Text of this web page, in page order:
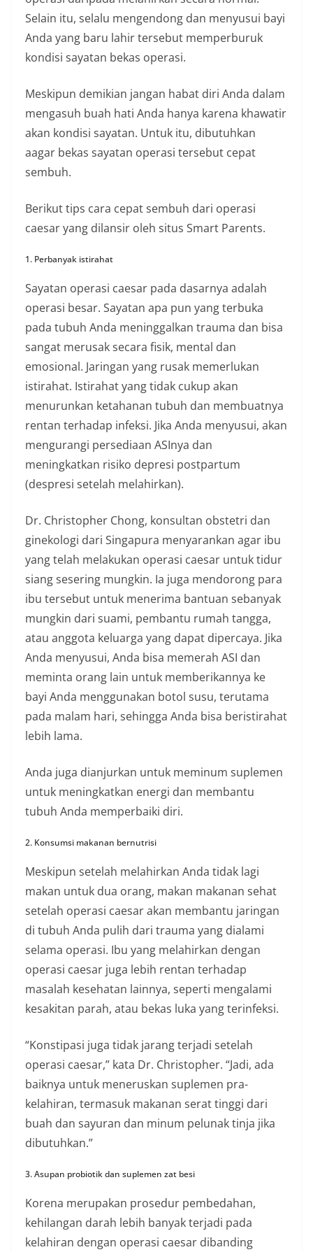
Selain itu, selalu mengendong dan menyusui bayi
Anda yang baru lahir tersebut memperburuk
kondisi sayatan bekas operasi.
Meskipun demikian jangan habat diri Anda dalam
mengasuh buah hati Anda hanya karena khawatir
akan kondisi sayatan. Untuk itu, dibutuhkan
aagar bekas sayatan operasi tersebut cepat
sembuh.
Berikut tips cara cepat sembuh dari operasi
caesar yang dilansir oleh situs Smart Parents.
1. Perbanyak istirahat
Sayatan operasi caesar pada dasarnya adalah
operasi besar. Sayatan apa pun yang terbuka
pada tubuh Anda meninggalkan trauma dan bisa
sangat merusak secara fisik, mental dan
emosional. Jaringan yang rusak memerlukan
istirahat. Istirahat yang tidak cukup akan
menurunkan ketahanan tubuh dan membuatnya
rentan terhadap infeksi. Jika Anda menyusui, akan
mengurangi persediaan ASInya dan
meningkatkan risiko depresi postpartum
(despresi setelah melahirkan).
Dr. Christopher Chong, konsultan obstetri dan
ginekologi dari Singapura menyarankan agar ibu
yang telah melakukan operasi caesar untuk tidur
siang sesering mungkin. Ia juga mendorong para
ibu tersebut untuk menerima bantuan sebanyak
mungkin dari suami, pembantu rumah tangga,
atau anggota keluarga yang dapat dipercaya. Jika
Anda menyusui, Anda bisa memerah ASI dan
meminta orang lain untuk memberikannya ke
bayi Anda menggunakan botol susu, terutama
pada malam hari, sehingga Anda bisa beristirahat
lebih lama.
Anda juga dianjurkan untuk meminum suplemen
untuk meningkatkan energi dan membantu
tubuh Anda memperbaiki diri.
2. Konsumsi makanan bernutrisi
Meskipun setelah melahirkan Anda tidak lagi
makan untuk dua orang, makan makanan sehat
setelah operasi caesar akan membantu jaringan
di tubuh Anda pulih dari trauma yang dialami
selama operasi. Ibu yang melahirkan dengan
operasi caesar juga lebih rentan terhadap
masalah kesehatan lainnya, seperti mengalami
kesakitan parah, atau bekas luka yang terinfeksi.
“Konstipasi juga tidak jarang terjadi setelah
operasi caesar,” kata Dr. Christopher. “Jadi, ada
baiknya untuk meneruskan suplemen pra-
kelahiran, termasuk makanan serat tinggi dari
buah dan sayuran dan minum pelunak tinja jika
dibutuhkan.”
3. Asupan probiotik dan suplemen zat besi
Korena merupakan prosedur pembedahan,
kehilangan darah lebih banyak terjadi pada
kelahiran dengan operasi caesar dibanding